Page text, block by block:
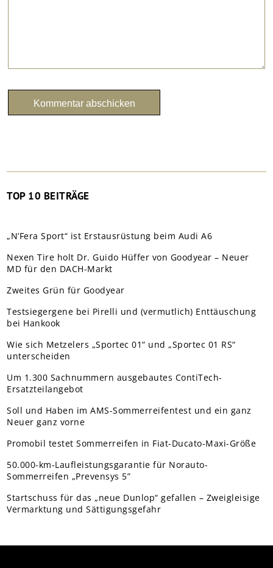
TOP 10 BEITRÄGE
„N’Fera Sport“ ist Erstausrüstung beim Audi A6
Nexen Tire holt Dr. Guido Hüffer von Goodyear – Neuer
MD für den DACH-Markt
Zweites Grün für Goodyear
Testsiegergene bei Pirelli und (vermutlich) Enttäuschung
bei Hankook
Wie sich Metzelers „Sportec 01“ und „Sportec 01 RS“
unterscheiden
Um 1.300 Sachnummern ausgebautes ContiTech-
Ersatzteilangebot
Soll und Haben im AMS-Sommerreifentest und ein ganz
Neuer ganz vorne
Promobil testet Sommerreifen in Fiat-Ducato-Maxi-Größe
50.000-km-Laufleistungsgarantie für Norauto-
Sommerreifen „Prevensys 5”
Startschuss für das „neue Dunlop“ gefallen – Zweigleisige
Vermarktung und Sättigungsgefahr